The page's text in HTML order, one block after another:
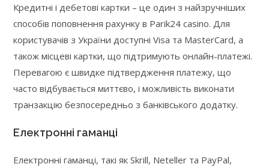
Кредитні і дебетові картки – це один з найзручніших
способів поповнення рахунку в Parik24 casino. Для
користувачів з України доступні Visa та MasterCard, а
також місцеві картки, що підтримують онлайн-платежі.
Перевагою є швидке підтвердження платежу, що
часто відбувається миттєво, і можливість виконати
транзакцію безпосередньо з банківського додатку.
Електронні гаманці
Електронні гаманці, такі як Skrill, Neteller та PayPal,